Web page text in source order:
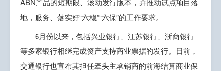
ABN产品的短期限、滚动发行版本，并推动试点项目落
地，服务、落实好“六稳”“六保”的工作要求。
6月份以来，包括兴业银行、江苏银行、浙商银行
等多家银行相继完成资产支持商业票据的发行。日前，
交通银行也宣布其担任牵头主承销商的前海结算商业保